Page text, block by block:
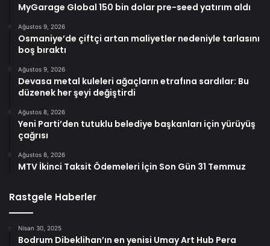
MyGarage Global 150 bin dolar pre-seed yatırım aldı
Ağustos 9, 2026
Osmaniye’de çiftçi artan maliyetler nedeniyle tarlasını
boş bıraktı
Ağustos 9, 2026
Devasa metal kuleleri ağaçların etrafına sardılar: Bu
düzenek her şeyi değiştirdi
Ağustos 8, 2026
Yeni Parti’den tutuklu belediye başkanları için yürüyüş
çağrısı
Ağustos 8, 2026
MTV İkinci Taksit Ödemeleri İçin Son Gün 31 Temmuz
Rastgele Haberler
Nisan 30, 2025
Bodrum Dibeklihan’ın en yenisi Umay Art Hub Pera